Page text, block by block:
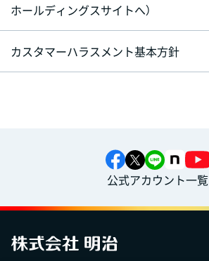
ホールディングスサイトへ）
カスタマーハラスメント基本方針
公式アカウント一覧